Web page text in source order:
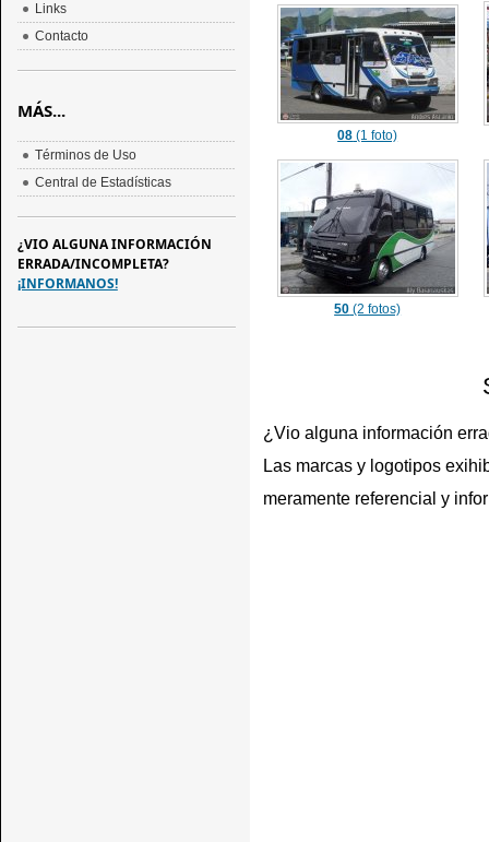
08 (1 foto)
50 (2 fotos)
¿Vio alguna información
Las marcas y logotipos
meramente referencial y
Links
Contacto
MÁS...
Términos de Uso
Central de Estadísticas
¿VIO ALGUNA INFORMACIÓN
ERRADA/INCOMPLETA?
¡INFORMANOS!